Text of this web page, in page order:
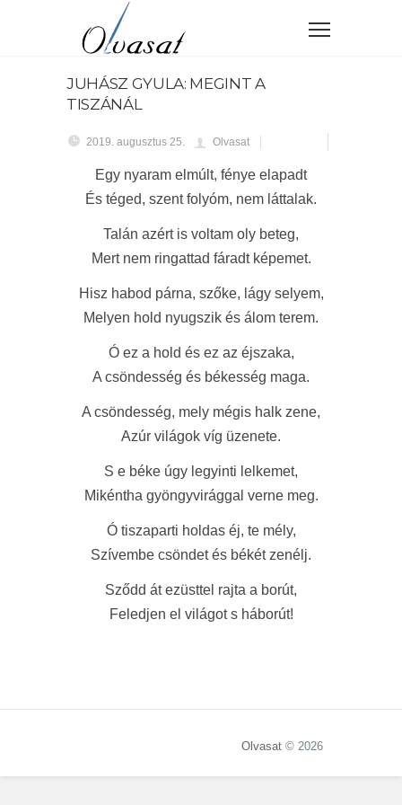
JUHÁSZ GYULA: MEGINT A
TISZÁNÁL
2019. augusztus 25. Olvasat
Egy nyaram elmúlt, fénye elapadt
És téged, szent folyóm, nem láttalak.
Talán azért is voltam oly beteg,
Mert nem ringattad fáradt képemet.
Hisz habod párna, szőke, lágy selyem,
Melyen hold nyugszik és álom terem.
Ó ez a hold és ez az éjszaka,
A csöndesség és békesség maga.
A csöndesség, mely mégis halk zene,
Azúr világok víg üzenete.
S e béke úgy legyinti lelkemet,
Mikéntha gyöngyvirággal verne meg.
Ó tiszaparti holdas éj, te mély,
Szívembe csöndet és békét zenélj.
Sződd át ezüsttel rajta a borút,
Feledjen el világot s háborút!
Olvasat © 2026